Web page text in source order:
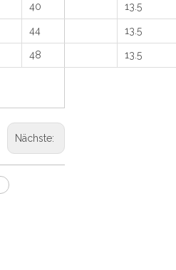
40 13.5
44 13.5
48 13.5
Nächste: